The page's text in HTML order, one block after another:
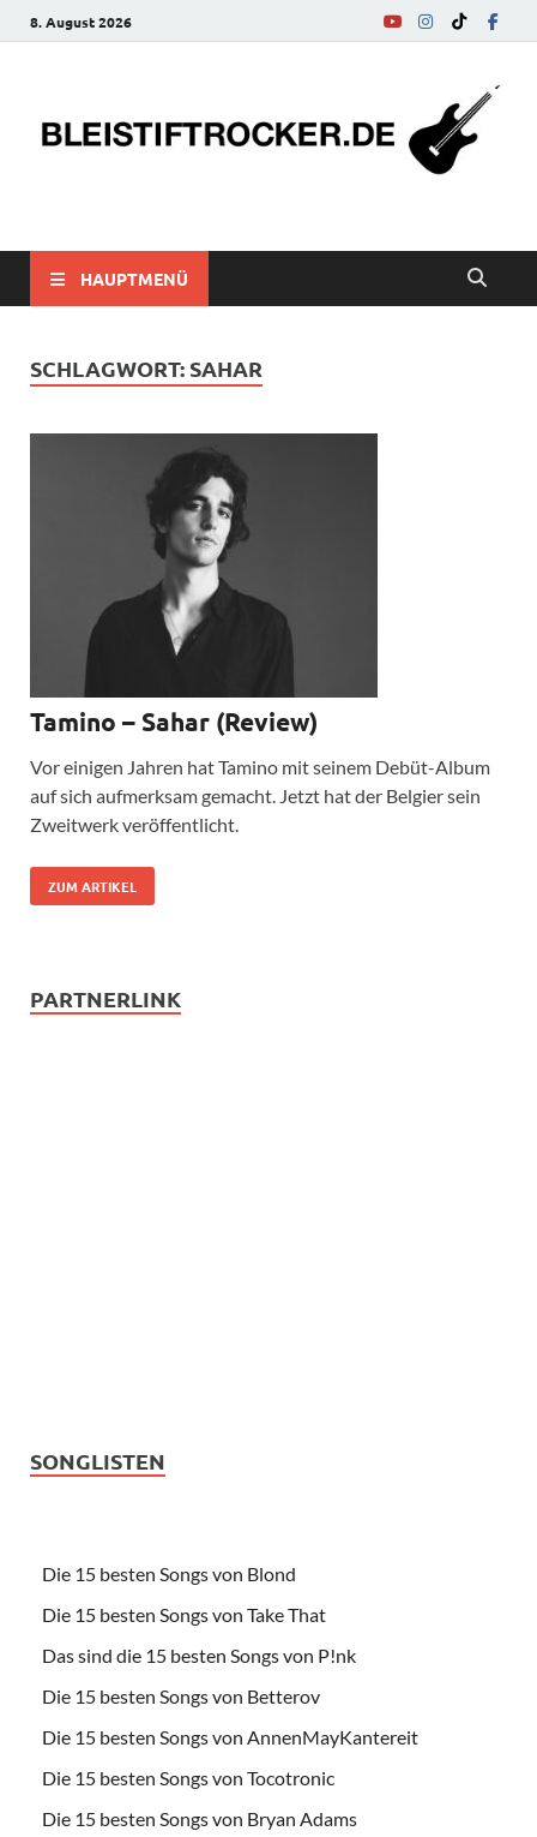
8. August 2026
bleistiftrocker.de
HAUPTMENÜ
SCHLAGWORT: SAHAR
Tamino – Sahar (Review)
Vor einigen Jahren hat Tamino mit seinem Debüt-Album
auf sich aufmerksam gemacht. Jetzt hat der Belgier sein
Zweitwerk veröffentlicht.
ZUM ARTIKEL
PARTNERLINK
SONGLISTEN
Die 15 besten Songs von Blond
Die 15 besten Songs von Take That
Das sind die 15 besten Songs von P!nk
Die 15 besten Songs von Betterov
Die 15 besten Songs von AnnenMayKantereit
Die 15 besten Songs von Tocotronic
Die 15 besten Songs von Bryan Adams